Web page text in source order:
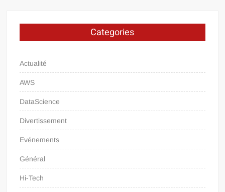
Categories
Actualité
AWS
DataScience
Divertissement
Evénements
Général
Hi-Tech